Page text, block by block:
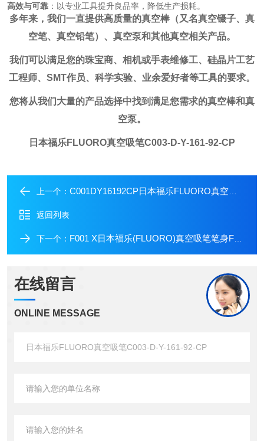
高效与可靠 ：以专业工具提升良品率，降低生产损耗。
多年来，我们一直提供高质量的真空棒（又名真空镊子、真
空笔、真空铅笔）、真空泵和其他真空相关产品。
我们可以满足您的珠宝商、相机或手表维修工、硅晶片工艺
工程师、SMT作员、科学实验、业余爱好者等工具的要求。
您将从我们大量的产品选择中找到满足您需求的真空棒和真
空泵。
日本福乐FLUORO真空吸笔C003-D-Y-161-92-CP
上一个： C001DY16192CP日本福乐FLUORO真空吸笔C001-D-Y-161-92-CP
返回列表
下一个： F001 X日本福乐(FLUORO)真空吸笔笔身F001-X
在线留言
ONLINE MESSAGE